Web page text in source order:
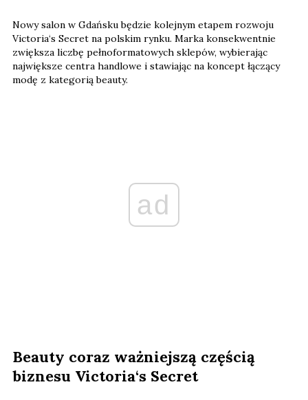
Nowy salon w Gdańsku będzie kolejnym etapem rozwoju
Victoria‘s Secret na polskim rynku. Marka konsekwentnie
zwiększa liczbę pełnoformatowych sklepów, wybierając
największe centra handlowe i stawiając na koncept łączący
modę z kategorią beauty.
ad
Beauty coraz ważniejszą częścią
biznesu Victoria‘s Secret